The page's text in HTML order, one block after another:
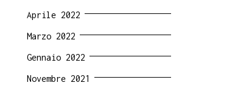
Aprile 2022
Marzo 2022
Gennaio 2022
Novembre 2021